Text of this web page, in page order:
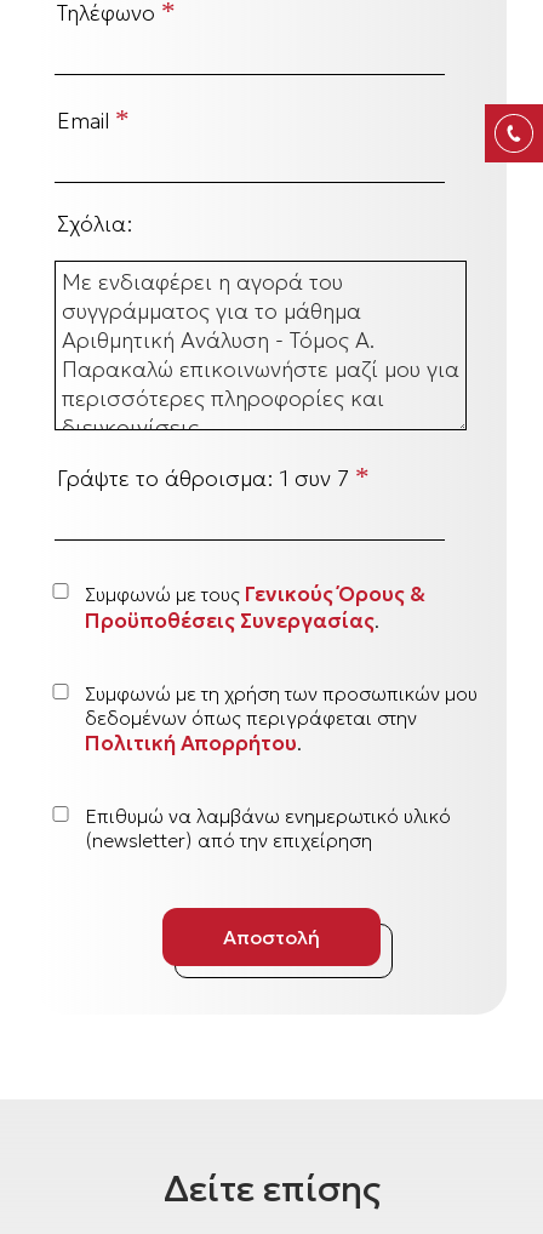
Τηλέφωνο *
Email *
Σχόλια:
Γράψτε το άθροισμα: 1 συν 7 *
Συμφωνώ με τους Γενικούς Όρους &
Προϋποθέσεις Συνεργασίας.
Συμφωνώ με τη χρήση των προσωπικών μου
δεδομένων όπως περιγράφεται στην
Πολιτική Απορρήτου.
Επιθυμώ να λαμβάνω ενημερωτικό υλικό
(newsletter) από την επιχείρηση
Δείτε επίσης